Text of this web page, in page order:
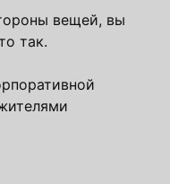
вещей, вы
так.